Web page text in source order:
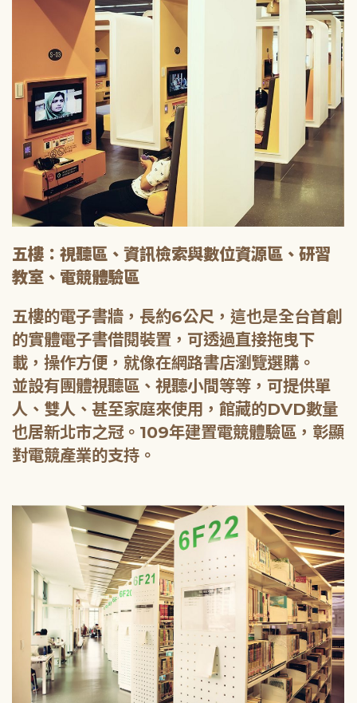
五樓：視聽區、資訊檢索與數位資源區、研習
教室、電競體驗區
五樓的電子書牆，長約6公尺，這也是全台首創
的實體電子書借閱裝置，可透過直接拖曳下
載，操作方便，就像在網路書店瀏覽選購。
並設有團體視聽區、視聽小間等等，可提供單
人、雙人、甚至家庭來使用，館藏的DVD數量
也居新北市之冠。109年建置電競體驗區，彰顯
對電競產業的支持。